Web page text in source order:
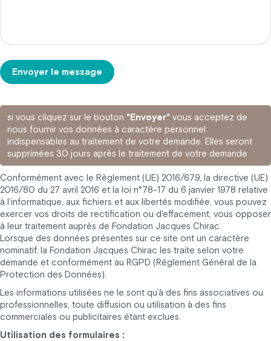
Envoyer le message
si vous cliquez sur le bouton "Envoyer" vous acceptez de
nous fournir vos données à caractère personnel
indispensables au traitement de votre demande. Elles seront
supprimées 30 jours après le traitement de votre demande
Conformément avec le Règlement (UE) 2016/679, la directive (UE)
2016/80 du 27 avril 2016 et la loi n°78-17 du 6 janvier 1978 relative
à l’informatique, aux fichiers et aux libertés modifiée, vous pouvez
exercer vos droits de rectification ou d'effacement, vous opposer
à leur traitement auprès de Fondation Jacques Chirac.
Lorsque des données présentes sur ce site ont un caractère
nominatif, la Fondation Jacques Chirac les traite selon votre
demande et conformément au RGPD (Règlement Général de la
Protection des Données).
Les informations utilisées ne le sont qu’à des fins associatives ou
professionnelles, toute diffusion ou utilisation à des fins
commerciales ou publicitaires étant exclues.
Utilisation des formulaires :